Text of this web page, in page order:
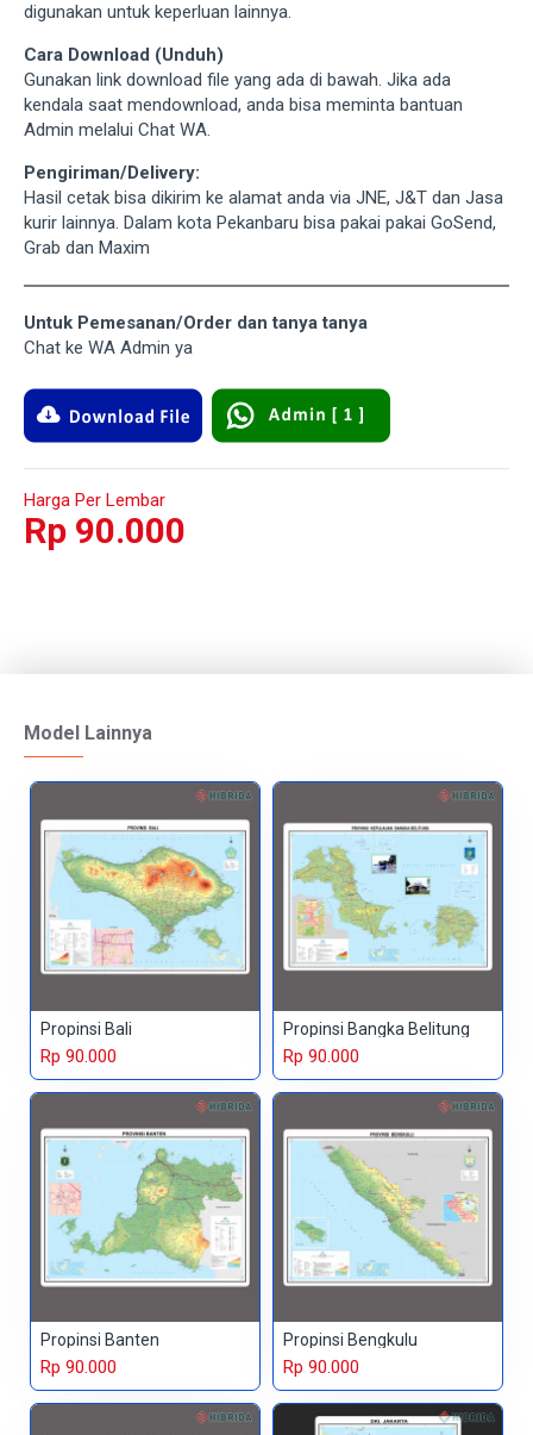
digunakan untuk keperluan lainnya.
Cara Download (Unduh)
Gunakan link download file yang ada di bawah. Jika ada
kendala saat mendownload, anda bisa meminta bantuan
Admin melalui Chat WA.
Pengiriman/Delivery:
Hasil cetak bisa dikirim ke alamat anda via JNE, J&T dan Jasa
kurir lainnya. Dalam kota Pekanbaru bisa pakai pakai GoSend,
Grab dan Maxim
Untuk Pemesanan/Order dan tanya tanya
Chat ke WA Admin ya
Harga Per Lembar
Rp 90.000
Model Lainnya
Propinsi Bali
Rp 90.000
Propinsi Bangka Belitung
Rp 90.000
Propinsi Banten
Rp 90.000
Propinsi Bengkulu
Rp 90.000